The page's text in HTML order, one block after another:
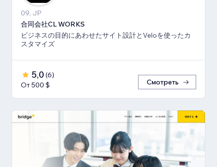
09, JP
合同会社CL WORKS
ビジネスの目的にあわせたサイト設計とVeloを使ったカ
スタマイズ
5,0 (6)
От 500 $
Смотреть